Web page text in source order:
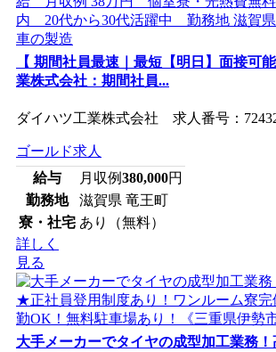
【 期間社員最速｜最短【明日】面接可
業株式会社：期間社員...
ダイハツ工業株式会社 求人番号：
ゴールド求人
給与
月収例380,000円
勤務地
滋賀県 竜王町
寮・社宅 あり（無料）
詳しく
見る
大手メーカーでタイヤの成型加工業務